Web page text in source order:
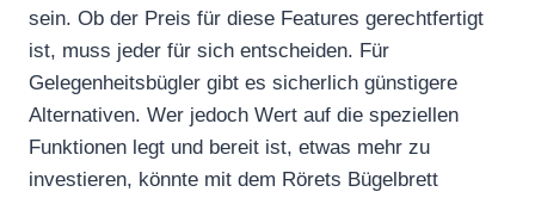
sein. Ob der Preis für diese Features gerechtfertigt
ist, muss jeder für sich entscheiden. Für
Gelegenheitsbügler gibt es sicherlich günstigere
Alternativen. Wer jedoch Wert auf die speziellen
Funktionen legt und bereit ist, etwas mehr zu
investieren, könnte mit dem Rörets Bügelbrett